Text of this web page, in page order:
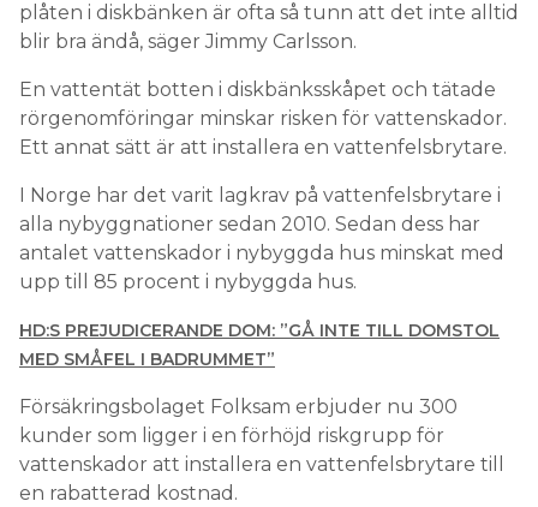
plåten i diskbänken är ofta så tunn att det inte alltid
blir bra ändå, säger Jimmy Carlsson.
En vattentät botten i diskbänksskåpet och tätade
rörgenomföringar minskar risken för vattenskador.
Ett annat sätt är att installera en vattenfelsbrytare.
I Norge har det varit lagkrav på vattenfelsbrytare i
alla nybyggnationer sedan 2010. Sedan dess har
antalet vattenskador i nybyggda hus minskat med
upp till 85 procent i nybyggda hus.
HD:S PREJUDICERANDE DOM: ”GÅ INTE TILL DOMSTOL
MED SMÅFEL I BADRUMMET”
Försäkringsbolaget Folksam erbjuder nu 300
kunder som ligger i en förhöjd riskgrupp för
vattenskador att installera en vattenfelsbrytare till
en rabatterad kostnad.